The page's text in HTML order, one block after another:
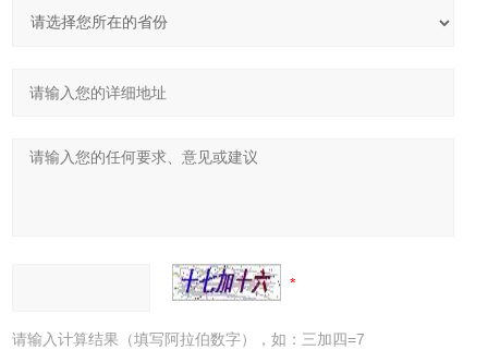
请输入计算结果（填写阿拉伯数字），如：三加四=7